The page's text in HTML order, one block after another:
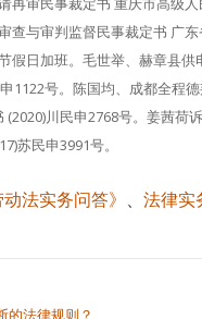
查与审判监督民事裁定书 广
假日加班。毛世举、赫章县
1122号。陈国均、成都全程
川民申2768号。姜茜荷
苏民申3991号。
动法实务问答》 、 法律实
的法律规则？